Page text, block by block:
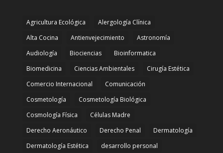
Agricultura Ecológica
Alergología Clínica
Alta Cocina
Antienvejecimiento
Astronomía
Audiología
Biociencias
Bioinformatica
Biomedicina
Ciencias Ambientales
Cirugía Estética
Comercio Internacional
Comunicación
Cosmetología
Cosmetología Biológica
Cosmología Física
Células Madre
Derecho Aeronáutico
Derecho Penal
Dermatología
Dermatología Estética
desarrollo personal